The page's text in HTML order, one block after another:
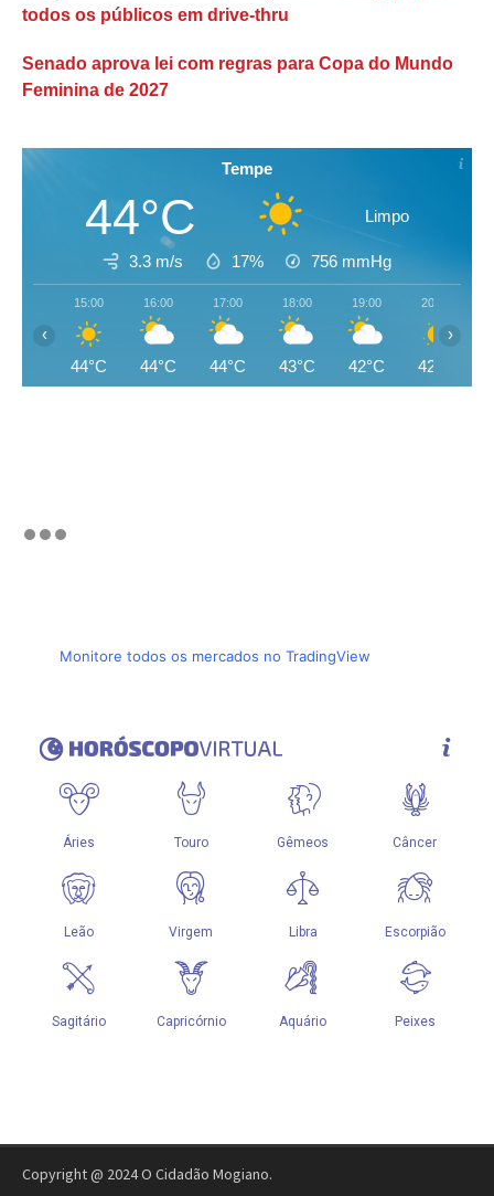
todos os públicos em drive-thru
Senado aprova lei com regras para Copa do Mundo
Feminina de 2027
Tempe
44°C Limpo
3.3 m/s 17% 756 mmHg
15:00
44°C
16:00
44°C
17:00
44°C
18:00
43°C
19:00
42°C
20:00
42°C
‹ ›
Monitore todos os mercados no TradingView
Copyright @ 2024 O Cidadão Mogiano.